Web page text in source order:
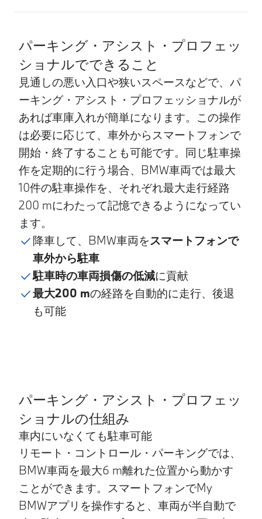
パーキング・アシスト・プロフェッ
ショナルでできること
見通しの悪い入口や狭いスペースなどで、パ
ーキング・アシスト・プロフェッショナルが
あれば車庫入れが簡単になります。この操作
は必要に応じて、車外からスマートフォンで
開始・終了することも可能です。同じ駐車操
作を定期的に行う場合、BMW車両では最大
10件の駐車操作を、それぞれ最大走行経路
200 mにわたって記憶できるようになってい
ます。
降車して、BMW車両をスマートフォンで
車外から駐車
駐車時の車両損傷の低減に貢献
最大200 mの経路を自動的に走行、後退
も可能
パーキング・アシスト・プロフェッ
ショナルの仕組み
車内にいなくても駐車可能
リモート・コントロール・パーキングでは、
BMW車両を最大6 m離れた位置から動かす
ことができます。スマートフォンでMy
BMWアプリを操作すると、車両が半自動で